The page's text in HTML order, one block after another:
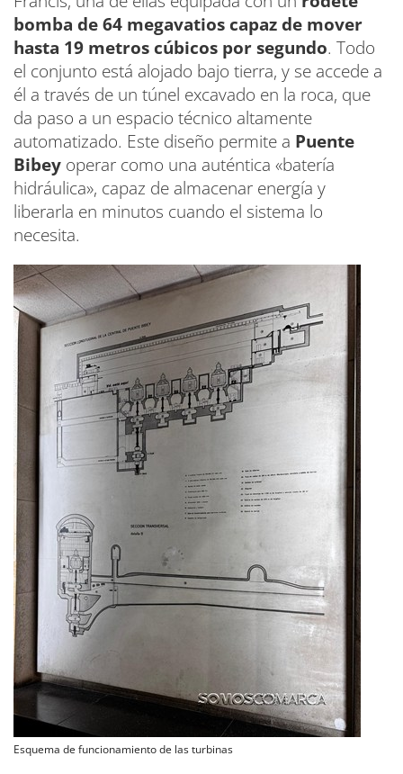
bomba de 64 megavatios capaz de mover
hasta 19 metros cúbicos por segundo. Todo
el conjunto está alojado bajo tierra, y se accede a
él a través de un túnel excavado en la roca, que
da paso a un espacio técnico altamente
automatizado. Este diseño permite a Puente
Bibey operar como una auténtica «batería
hidráulica», capaz de almacenar energía y
liberarla en minutos cuando el sistema lo
necesita.
Esquema de funcionamiento de las turbinas